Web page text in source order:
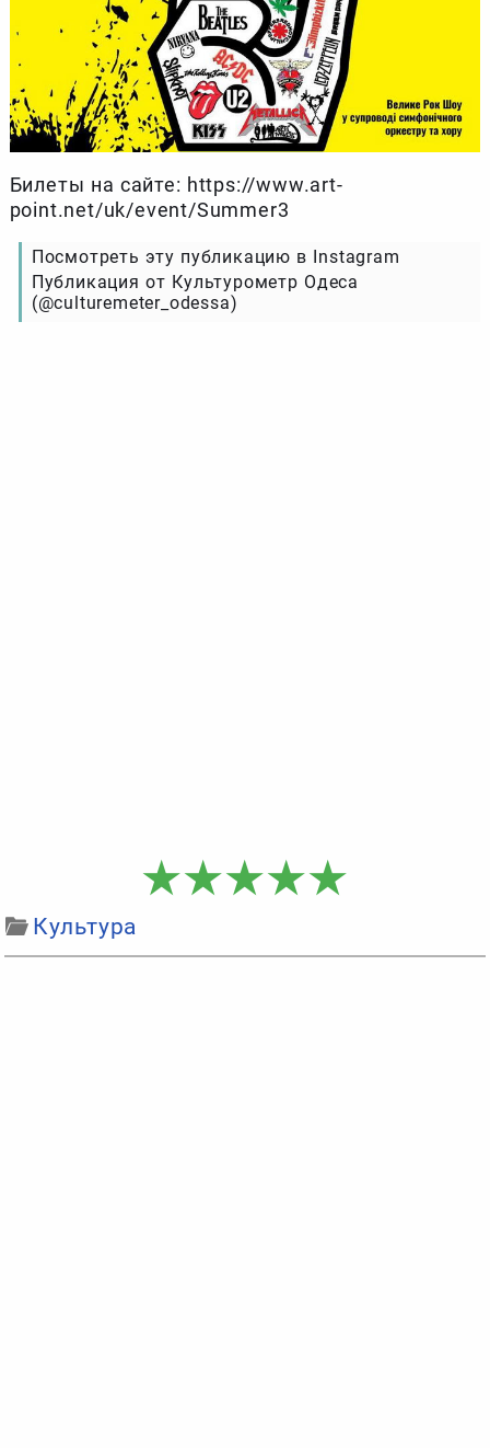
Билеты на сайте: https://www.art-
point.net/uk/event/Summer3
Посмотреть эту публикацию в Instagram
Публикация от Культурометр Одеса
(@culturemeter_odessa)
Культура